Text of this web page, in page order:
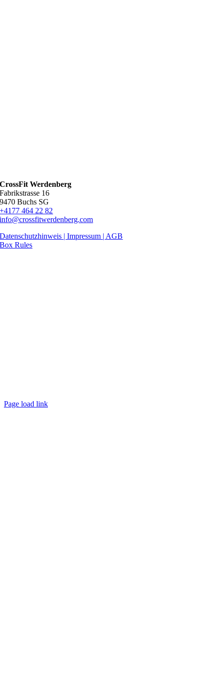
CrossFit Werdenberg
Fabrikstrasse 16
9470 Buchs SG
+4177 464 22 82
info@crossfitwerdenberg.com
Datenschutzhinweis | Impressum | AGB
Box Rules
Page load link